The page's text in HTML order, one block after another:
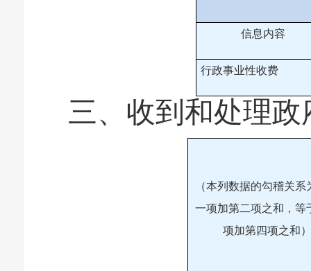
信息内容
行政事业性收费
三、收到和处理
（本列数据的勾稽关系
一项加第二项之和，等
项加第四项之和）